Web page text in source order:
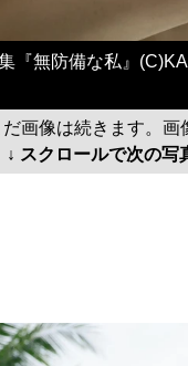
『無防備な私』
だ画像は続きます。画
↓ スクロールで次の写